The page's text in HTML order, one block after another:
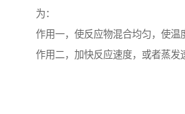
为：
作用一，使反应物混合均匀，使温
作用二，加快反应速度，或者蒸发